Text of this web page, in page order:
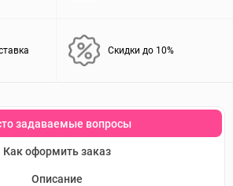
Скидки до 10%
Часто задаваемые вопросы
Как оформить заказ
Описание